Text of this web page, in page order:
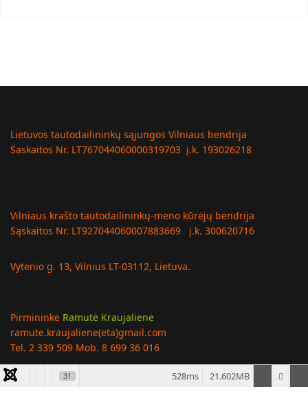
Lietuvos tautodailininkų sąjungos Vilniaus bendrija
Saskaitos Nr. LT767044060000319703 į.k. 193026218
Vilniaus krašto tautodailininkų-meno kūrėjų bendrija
Sąskaitos Nr. LT927044060007883669 į.k. 300620716
Vytenio g. 13, Vilnius LT-03112, Lietuva.
Pirmininkė Ramutė Kraujalienė
ramute.kraujaliene(eta)gmail.com
Tel. 2 339 509 Mob. 8 699 36 016
31 21.602MB
528ms